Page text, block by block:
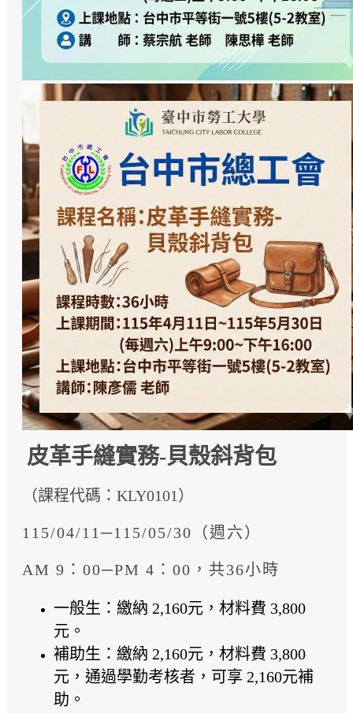
皮革手縫實務-貝殼斜背包
（課程代碼：KLY0101）
115/04/11─115/05/30（週六）
AM 9：00─PM 4：00，共36小時
一般生：繳納 2,160元，材料費 3,800
元。
補助生：繳納 2,160元，材料費 3,800
元，通過學勤考核者，可享 2,160元補
助。